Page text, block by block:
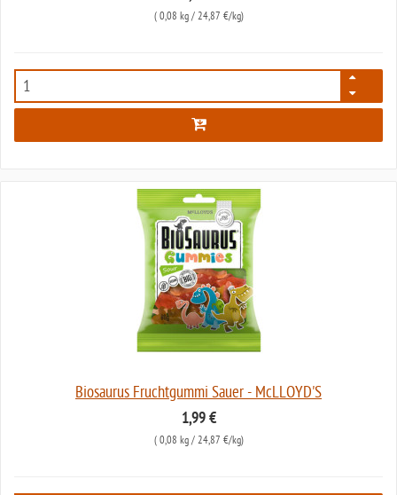
( 0,08 kg/ 24,87 €/kg)
7992
Biosaurus Fruchtgummi Sauer - McLLOYD'S
1,99 €
( 0,08 kg/ 24,87 €/kg)